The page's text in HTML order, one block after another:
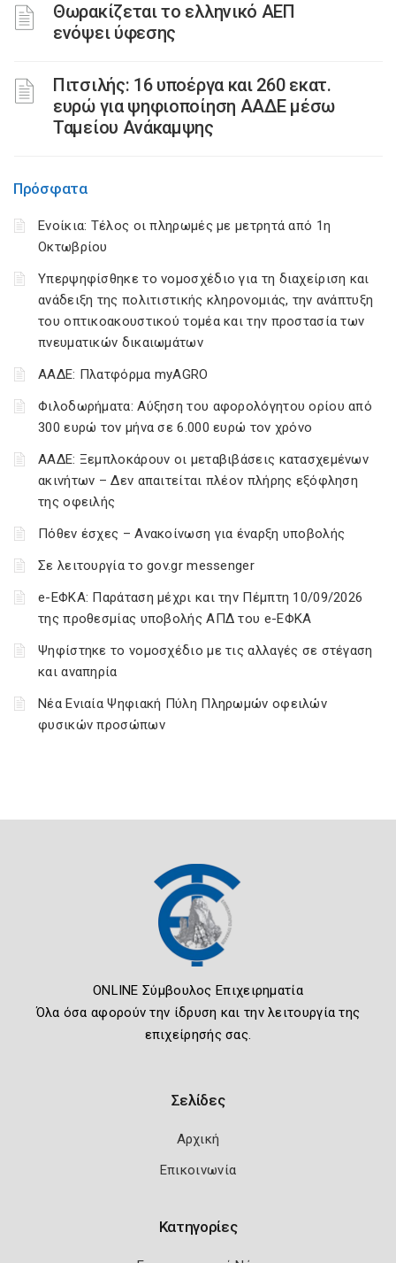
Θωρακίζεται το ελληνικό ΑΕΠ
ενόψει ύφεσης
Πιτσιλής: 16 υποέργα και 260 εκατ.
ευρώ για ψηφιοποίηση ΑΑΔΕ μέσω
Ταμείου Ανάκαμψης
Πρόσφατα
Ενοίκια: Τέλος οι πληρωμές με μετρητά από 1η
Οκτωβρίου
Υπερψηφίσθηκε το νομοσχέδιο για τη διαχείριση και
ανάδειξη της πολιτιστικής κληρονομιάς, την ανάπτυξη
του οπτικοακουστικού τομέα και την προστασία των
πνευματικών δικαιωμάτων
ΑΑΔΕ: Πλατφόρμα myAGRO
Φιλοδωρήματα: Αύξηση του αφορολόγητου ορίου από
300 ευρώ τον μήνα σε 6.000 ευρώ τον χρόνο
ΑΑΔΕ: Ξεμπλοκάρουν οι μεταβιβάσεις κατασχεμένων
ακινήτων – Δεν απαιτείται πλέον πλήρης εξόφληση
της οφειλής
Πόθεν έσχες – Ανακοίνωση για έναρξη υποβολής
Σε λειτουργία το gov.gr messenger
e-ΕΦΚΑ: Παράταση μέχρι και την Πέμπτη 10/09/2026
της προθεσμίας υποβολής ΑΠΔ του e-ΕΦΚΑ
Ψηφίστηκε το νομοσχέδιο με τις αλλαγές σε στέγαση
και αναπηρία
Νέα Ενιαία Ψηφιακή Πύλη Πληρωμών οφειλών
φυσικών προσώπων
ONLINE Σύμβουλος Επιχειρηματία
Όλα όσα αφορούν την ίδρυση και την λειτουργία της
επιχείρησής σας.
Σελίδες
Αρχική
Επικοινωνία
Κατηγορίες